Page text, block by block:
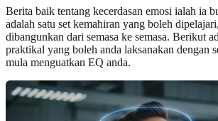
Berita baik tentang kecerdasan emosi ialah ia
adalah satu set kemahiran yang boleh
dibangunkan dari semasa ke semasa. Berikut
praktikal yang boleh anda laksanakan dengan
mula menguatkan EQ anda.